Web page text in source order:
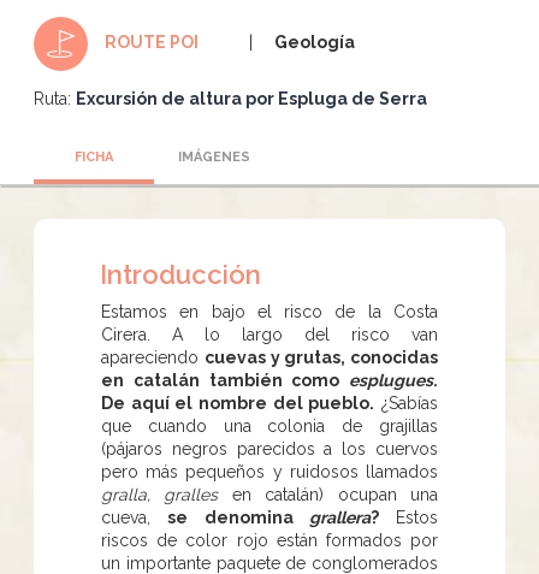
ROUTE POI Geología
Ruta: Excursión de altura por Espluga de Serra
FICHA IMÁGENES
Introducción
Estamos en bajo el risco de la Costa
Cirera. A lo largo del risco van
apareciendo cuevas y grutas, conocidas
en catalán también como esplugues.
De aquí el nombre del pueblo. ¿Sabías
que cuando una colonia de grajillas
(pájaros negros parecidos a los cuervos
pero más pequeños y ruidosos llamados
gralla, grallesen catalán) ocupan una
cueva,se denomina grallera?Estos
riscos de color rojo están formados por
un importante paquete de conglomerados